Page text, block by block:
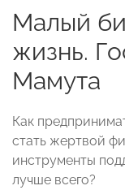
Малый
жизнь.
Мамута
Как
стать жертвой
инструменты
лучше всего?